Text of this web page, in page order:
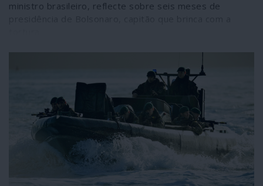
ministro brasileiro, reflecte sobre seis meses de